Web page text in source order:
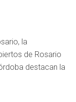
la
de Rosario
destacan la